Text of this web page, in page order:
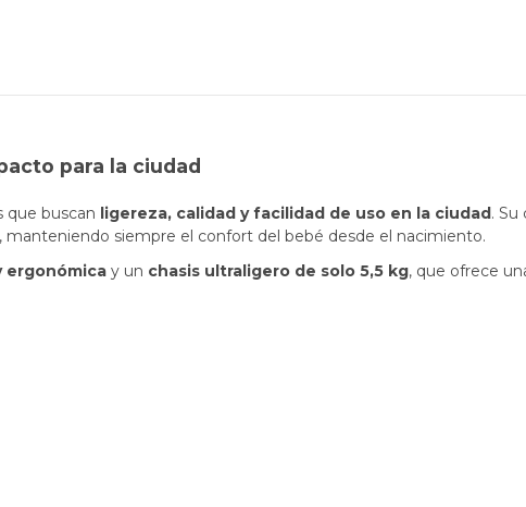
para la ciudad
que buscan ligereza, calidad y facilidad de uso en la ciudad.
siempre el confort del bebé desde el nacimiento.
ergonómica y un chasis ultraligero de solo 5,5 kg, que ofrece